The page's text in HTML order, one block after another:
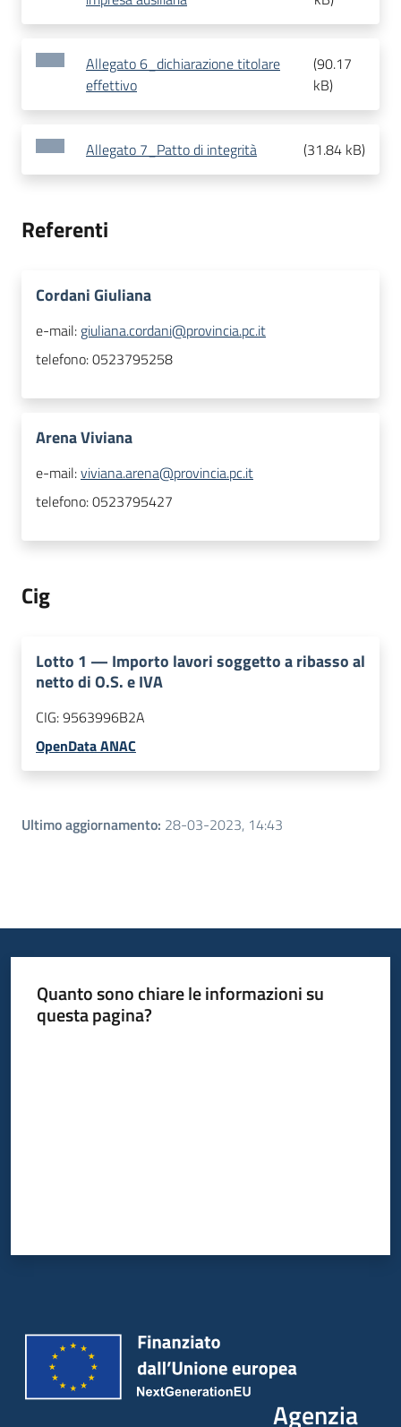
Allegato 6_dichiarazione titolare
effettivo
(90.17
kB)
Allegato 7_Patto di integrità (31.84 kB)
Referenti
Cordani Giuliana
e-mail: giuliana.cordani@provincia.pc.it
telefono:0523795258
Arena Viviana
e-mail:viviana.arena@provincia.pc.it
telefono:0523795427
Cig
Lotto 1 — Importo lavori soggetto a ribasso al
netto di O.S. e IVA
CIG:9563996B2A
OpenData ANAC
Ultimo aggiornamento: 28-03-2023, 14:43
Quanto sono chiare le informazioni su
questa pagina?
Agenzia